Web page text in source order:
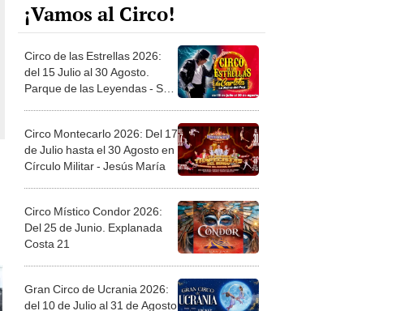
¡Vamos al Circo!
Circo de las Estrellas 2026:
del 15 Julio al 30 Agosto.
Parque de las Leyendas - San
Circo Montecarlo 2026: Del 17
de Julio hasta el 30 Agosto en
Círculo Militar - Jesús María
Circo Místico Condor 2026:
Del 25 de Junio. Explanada
Costa 21
Gran Circo de Ucrania 2026:
del 10 de Julio al 31 de Agosto